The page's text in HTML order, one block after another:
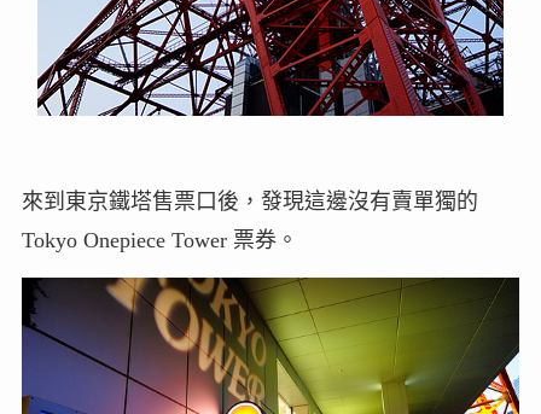
來到東京鐵塔售票口後，發現這邊沒有賣單獨的
Tokyo Onepiece Tower 票券。